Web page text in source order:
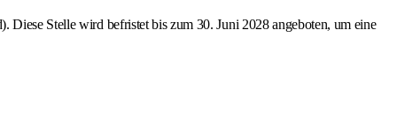
Stelle wird befristet bis zum 30. Juni 2028 angeboten, um eine